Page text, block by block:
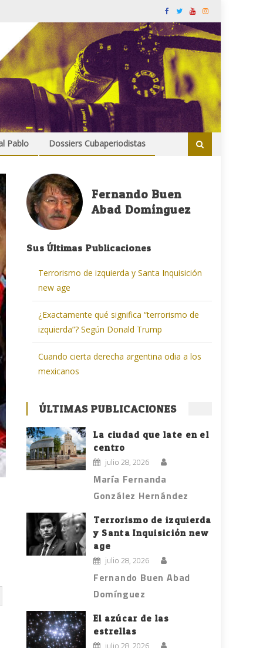
Pablo Dossiers Cubaperiodistas
Fernando Buen
Abad Domínguez
Sus Últimas Publicaciones
Terrorismo de izquierda y Santa Inquisición
new age
¿Exactamente qué significa “terrorismo de
izquierda”? Según Donald Trump
Cuando cierta derecha argentina odia a los
mexicanos
ÚLTIMAS PUBLICACIONES
La ciudad que late en el
centro
julio 28, 2026
María Fernanda
González Hernández
Terrorismo de izquierda
y Santa Inquisición new
age
julio 28, 2026
Fernando Buen Abad
Domínguez
El azúcar de las
estrellas